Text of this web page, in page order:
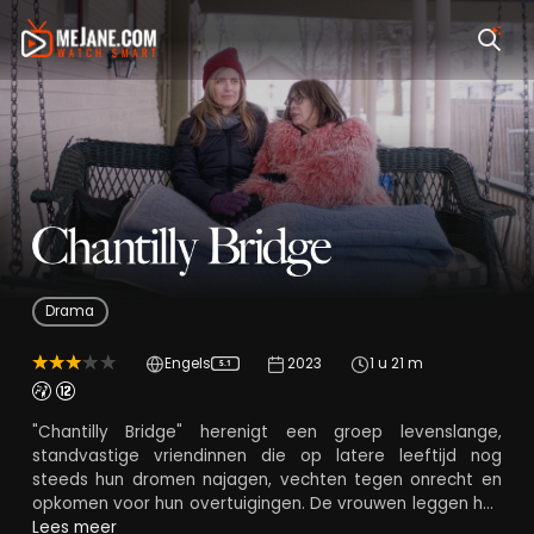
Chantilly Bridge
Drama
Engels 5.1 2023 1 u 21 m
"Chantilly Bridge" herenigt een groep levenslange,
standvastige vriendinnen die op latere leeftijd nog
steeds hun dromen najagen, vechten tegen onrecht en
opkomen voor hun overtuigingen. De vrouwen leggen hun
leven bloot en behandelen belangrijke kwesties die alle
Lees meer